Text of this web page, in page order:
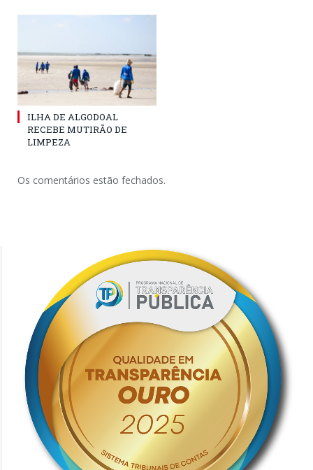
ILHA DE ALGODOAL
RECEBE MUTIRÃO DE
LIMPEZA
Os comentários estão fechados.